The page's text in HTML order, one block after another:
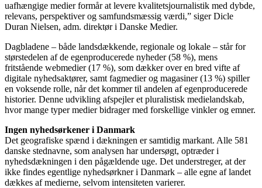
uafhængige medier formår at levere kvalitetsjournalistik med dybde,
relevans, perspektiver og samfundsmæssig værdi,” siger Dicle
Duran Nielsen, adm. direktør i Danske Medier.
Dagbladene – både landsdækkende, regionale og lokale – står for
størstedelen af de egenproducerede nyheder (58 %), mens
fritstående webmedier (17 %), som dækker over en bred vifte af
digitale nyhedsaktører, samt fagmedier og magasiner (13 %) spiller
en voksende rolle, når det kommer til andelen af egenproducerede
historier. Denne udvikling afspejler et pluralistisk medielandskab,
hvor mange typer medier bidrager med forskellige vinkler og emner.
Ingen nyhedsørkener i Danmark
Det geografiske spænd i dækningen er samtidig markant. Alle 581
danske stednavne, som analysen har undersøgt, optræder i
nyhedsdækningen i den pågældende uge. Det understreger, at der
ikke findes egentlige nyhedsørkner i Danmark – alle egne af landet
dækkes af medierne, selvom intensiteten varierer.